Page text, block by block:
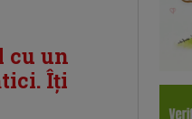
cu un
Îți